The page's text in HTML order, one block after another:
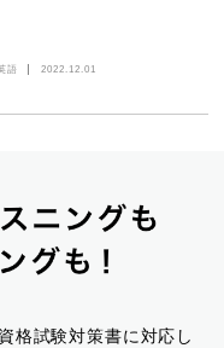
語 2022.12.01
格試験対策書に対応し